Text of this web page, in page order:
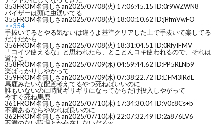
353FROM名無しさan2025/07/08(火) 17:06:45.15 ID:0r9WZWN8
バイザーは頭に虫湧いてる
355FROM名無しさan2025/07/08(火) 18:00:10.62 ID:jHfmVwFO
>>354
手抜いてるとやる気ないは違うよ基準クリアした上で手抜いて楽してる
だけだから
356FROM名無しさan2025/07/08(火) 18:31:04.51 ID:0RfyIFMV
「コイツ使えるな」と思われたら、とことんコキ使われるので、それは
避けよ。
358FROM名無しさan2025/07/09(水) 04:59:44.62 ID:PP5RLNb9
楽ばっかりしやがって
359FROM名無しさan2025/07/09(水) 07:38:22.72 ID:DFM3lRdL
馬鹿みたいな配置考えてるやつ死ねばいいのに
誰もいないのに時間ギリギリになってからだけ投入しやがって
今すぐ死ね馬鹿
361FROM名無しさan2025/07/10(木) 17:34:30.04 ID:V0c8Cs+b
不満あるならやめれば良いのに
362FROM名無しさan2025/07/10(木) 22:07:32.49 ID:2a876LV6